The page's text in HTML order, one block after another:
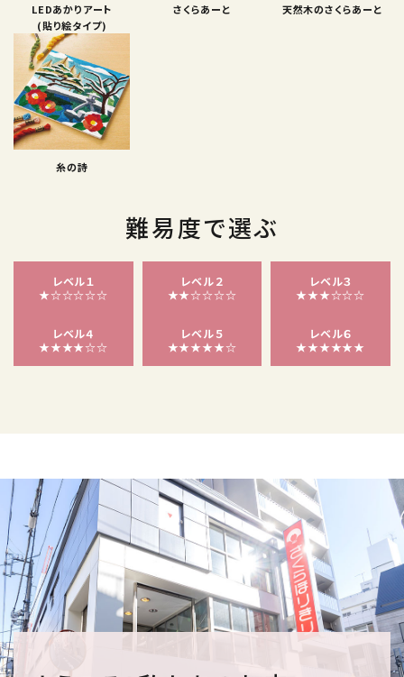
LEDあかりアート
(貼り絵タイプ)
さくらあーと 天然木のさくらあーと
糸の詩
難易度で選ぶ
レベル１
★☆☆☆☆☆
レベル２
★★☆☆☆☆
レベル３
★★★☆☆☆
レベル４
★★★★☆☆
レベル５
★★★★★☆
レベル６
★★★★★★